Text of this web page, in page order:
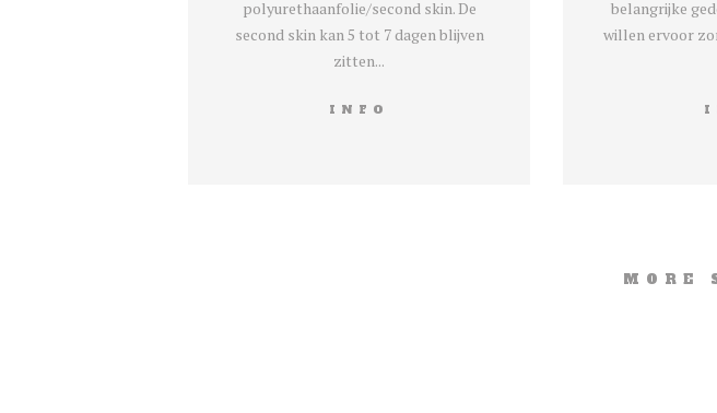
polyurethaanfolie/second skin. De
second skin kan 5 tot 7 dagen blijven
zitten...
INFO
belangrijke
willen ervoor
MORE